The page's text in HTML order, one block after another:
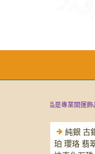
尊典藏精品是專業開運飾品,尼
純銀 古
珀 瓔珞 翡